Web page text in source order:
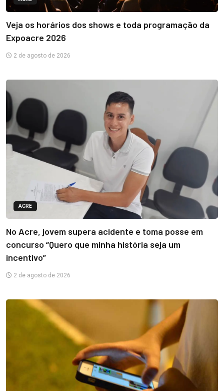
Veja os horários dos shows e toda programação da
Expoacre 2026
2 de agosto de 2026
ACRE
No Acre, jovem supera acidente e toma posse em
concurso “Quero que minha história seja um
incentivo”
2 de agosto de 2026